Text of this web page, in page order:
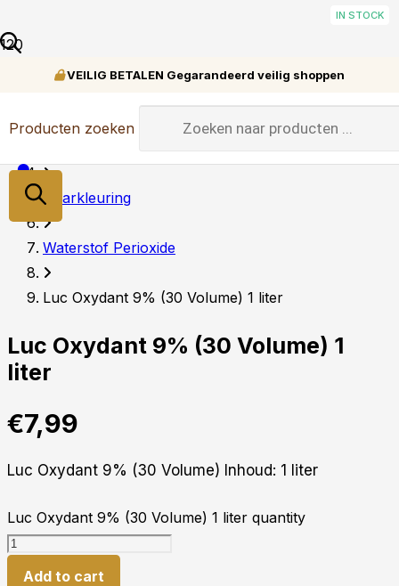
VEILIG BETALEN Gegarandeerd veilig shoppen
Producten zoeken
Haarkleuring
Waterstof Perioxide
Luc Oxydant 9% (30 Volume) 1 liter
Luc Oxydant 9% (30 Volume) 1
liter
€7,99
Luc Oxydant 9% (30 Volume) Inhoud: 1 liter
Luc Oxydant 9% (30 Volume) 1 liter quantity
Add to cart
IN STOCK
IN STOCK
IN STOCK
IN STOCK
IN STOCK
IN STOCK
IN STOCK
IN STOCK
IN STOCK
IN STOCK